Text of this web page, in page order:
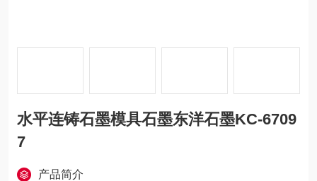
水平连铸石墨模具石墨东洋石墨KC-6709
7
产品简介